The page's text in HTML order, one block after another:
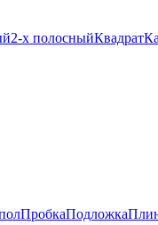
2-х полосныйКвадрат
ПробкаПодложка